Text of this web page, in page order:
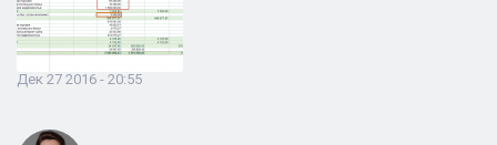
Дек 27 2016 - 20:55